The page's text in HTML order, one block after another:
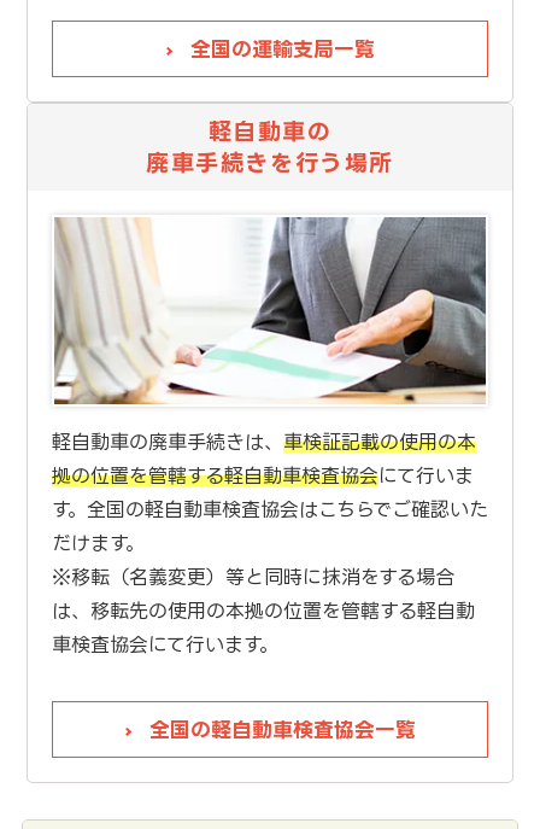
全国の運輸支局一覧
軽自動車の
廃車手続きを行う場所
軽自動車の廃車手続きは、 車検証記載の使用の本
拠の位置を管轄する軽自動車検査協会にて行いま
す。全国の軽自動車検査協会はこちらでご確認いた
だけます。
※移転（名義変更）等と同時に抹消をする場合
は、移転先の使用の本拠の位置を管轄する軽自動
車検査協会にて行います。
全国の軽自動車検査協会一覧